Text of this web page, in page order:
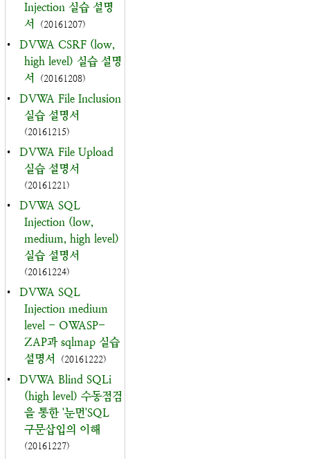
Injection 실습 설명
서
(20161207)
•
DVWA CSRF (low,
high level) 실습 설명
서
(20161208)
•
DVWA File Inclusion
실습 설명서
(20161215)
•
DVWA File Upload
실습 설명서
(20161221)
•
DVWA SQL
Injection (low,
medium, high level)
실습 설명서
(20161224)
•
DVWA SQL
Injection medium
level - OWASP-
ZAP과 sqlmap 실습
설명서
(20161222)
•
DVWA Blind SQLi
(high level) 수동점검
을 통한 '눈먼'SQL
구문삽입의 이해
(20161227)